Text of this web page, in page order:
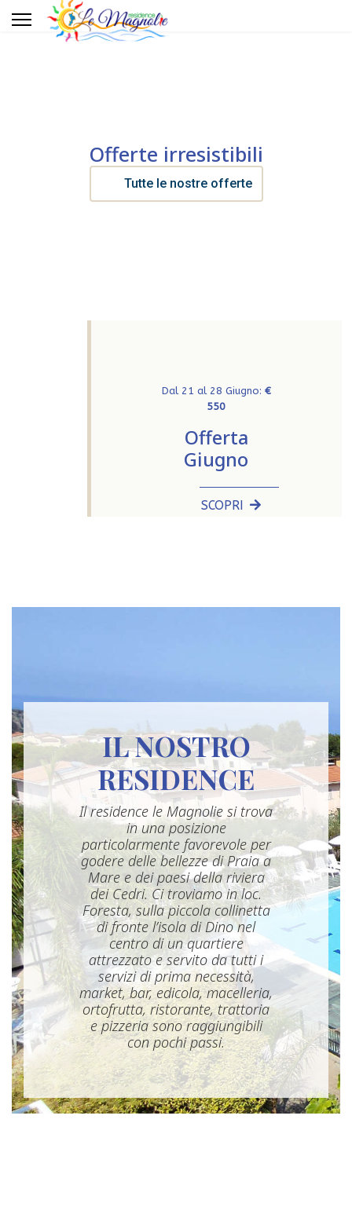
Offerte irresistibili
Tutte le nostre offerte
Dal 21 al 28 Giugno: €
550
Offerta
Giugno
SCOPRI
IL NOSTRO
RESIDENCE
Il residence le Magnolie si trova
in una posizione
particolarmente favorevole per
godere delle bellezze di Praia a
Mare e dei paesi della riviera
dei Cedri. Ci troviamo in loc.
Foresta, sulla piccola collinetta
di fronte l’isola di Dino nel
centro di un quartiere
attrezzato e servito da tutti i
servizi di prima necessità,
market, bar, edicola, macelleria,
ortofrutta, ristorante, trattoria
e pizzeria sono raggiungibili
con pochi passi.